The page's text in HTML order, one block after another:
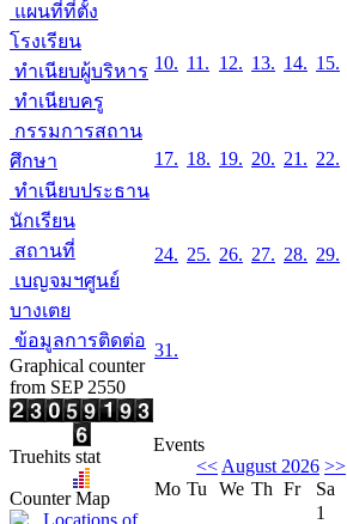
แผนที่ที่ตั้ง
โรงเรียน
ทำเนียบผู้บริหาร
ทำเนียบครู
กรรมการสถาน
ศึกษา
ทำเนียบประธาน
นักเรียน
สถานที่
เบญจมฯศูนย์
บางเตย
ข้อมูลการติดต่อ
Graphical counter
from SEP 2550
Truehits stat
Counter Map
10. 11. 12. 13. 14. 15.
17. 18. 19. 20. 21. 22.
24. 25. 26. 27. 28. 29.
31.
Events
<< August 2026 >>
Mo Tu We Th Fr Sa
1